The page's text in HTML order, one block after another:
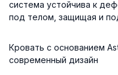
система устойчива к
под телом, защищая и
Кровать с основанием
современный дизайн